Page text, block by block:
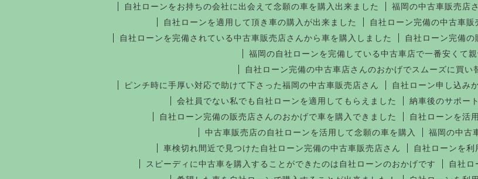
自社ローンをお持ちの会社に出会えて念願の車を購入出来ました
福岡の中古車販売店
自社ローンを適用して頂き車の購入が出来ました
自社ローン完備の中古車
自社ローンを完備されている中古車販売店さんから車を購入しました
自社ローン完備
福岡の自社ローンを完備している中古車店で一番安くて親
自社ローン完備の中古車店さんのおかげでスムーズに買い
ピンチ時に手厚い対応で助けて下さった福岡の中古車販売店さん
自社ローン申し込み
会社員でない私でも自社ローンを適用してもらえました
納車後のサポー
自社ローン完備の販売店さんのおかげで車を購入できました
自社ローンを活
中古車販売店の自社ローンを活用して念願の車を購入
福岡の中古
車検切れ間近で見つけた自社ローン完備の中古車販売店さん
自社ローンを
スピーディに中古車を購入することができたのは自社ローンのおかげです
自社ロ